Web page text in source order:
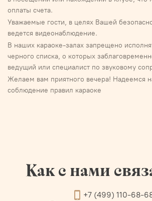
оплаты счета.
Уважаемые гости, в целях Вашей
ведется видеонаблюдение.
В наших караоке-залах запрещено
черного списка, о которых
ведущий или специалист по звуковому
Желаем вам приятного вечера! Надеемся
соблюдение правил караоке
Как с нами
+7 (499) 110-68-